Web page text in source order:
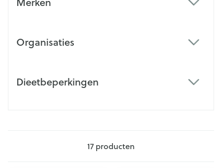
Organisaties
Dieetbeperkingen
17 producten